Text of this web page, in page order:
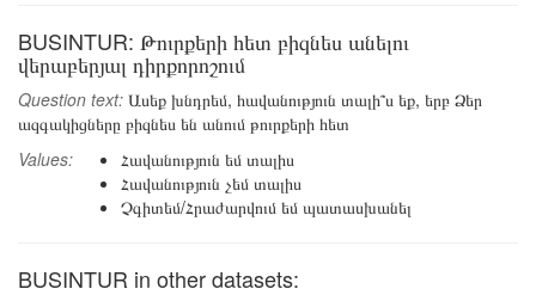
BUSINTUR: Թուրքերի հետ բիզնես անելու
վերաբերյալ դիրքորոշում
Question text: Ասեք խնդրեմ, հավանություն տալի՞ս եք, երբ Ձեր
ազգակիցները բիզնես են անում թուրքերի հետ
Values:
Հավանություն եմ տալիս
Հավանություն չեմ տալիս
Չգիտեմ/Հրաժարվում եմ պատասխանել
BUSINTUR in other datasets: